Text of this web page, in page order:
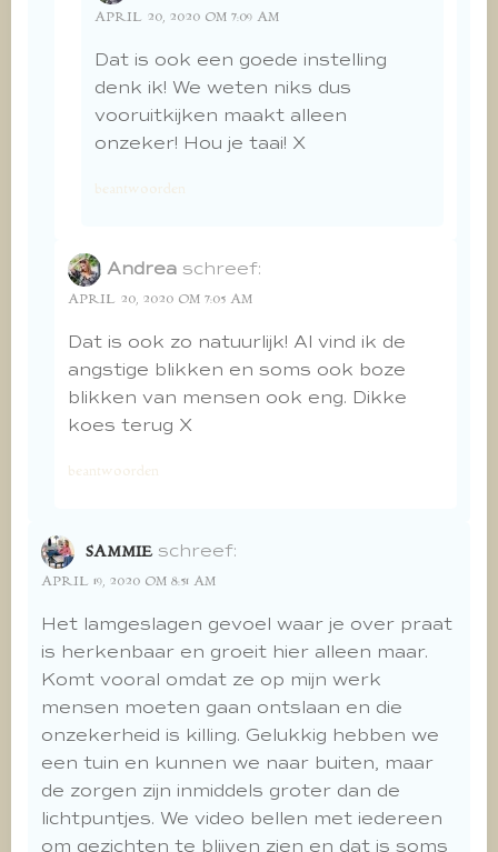
APRIL 20, 2020 OM 7:09 AM
Dat is ook een goede instelling
denk ik! We weten niks dus
vooruitkijken maakt alleen
onzeker! Hou je taai! X
beantwoorden
Andrea schreef:
APRIL 20, 2020 OM 7:05 AM
Dat is ook zo natuurlijk! Al vind ik de
angstige blikken en soms ook boze
blikken van mensen ook eng. Dikke
koes terug X
beantwoorden
SAMMIE schreef:
APRIL 19, 2020 OM 8:51 AM
Het lamgeslagen gevoel waar je over praat
is herkenbaar en groeit hier alleen maar.
Komt vooral omdat ze op mijn werk
mensen moeten gaan ontslaan en die
onzekerheid is killing. Gelukkig hebben we
een tuin en kunnen we naar buiten, maar
de zorgen zijn inmiddels groter dan de
lichtpuntjes. We video bellen met iedereen
om gezichten te blijven zien en dat is soms